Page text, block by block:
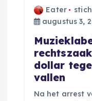
Eater
augustus 3,
dollar
vallen
Na het arrest